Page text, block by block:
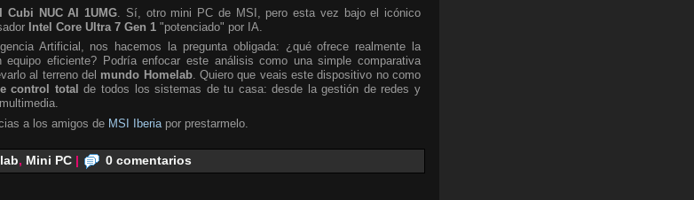
Cubi NUC AI 1UMG . Sí, otro mini PC de MSI, pero esta vez bajo el icónico
Intel Core Ultra 7 Gen 1 "potenciado" por IA.
Artificial, nos hacemos la pregunta obligada: ¿qué ofrece realmente la
equipo eficiente? Podría enfocar este análisis como una simple comparativa
al terreno del mundo Homelab. Quiero que veais este dispositivo no como
control total de todos los sistemas de tu casa: desde la gestión de redes y
a los amigos de MSI Iberia por prestarmelo.
, Mini PC | 0 comentarios